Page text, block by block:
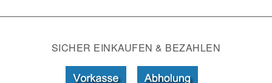
SICHER EINKAUFEN & BEZAHLEN